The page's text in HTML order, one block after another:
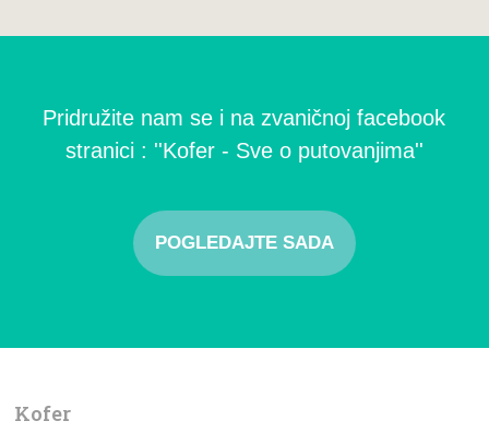
Pridružite nam se i na zvaničnoj facebook
stranici : ''Kofer - Sve o putovanjima''
POGLEDAJTE SADA
Kofer